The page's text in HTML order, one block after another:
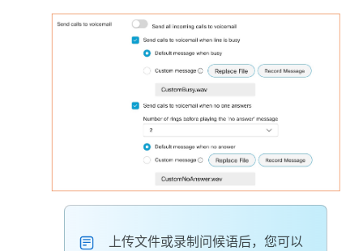
上传文件或录制问候语后，您可以